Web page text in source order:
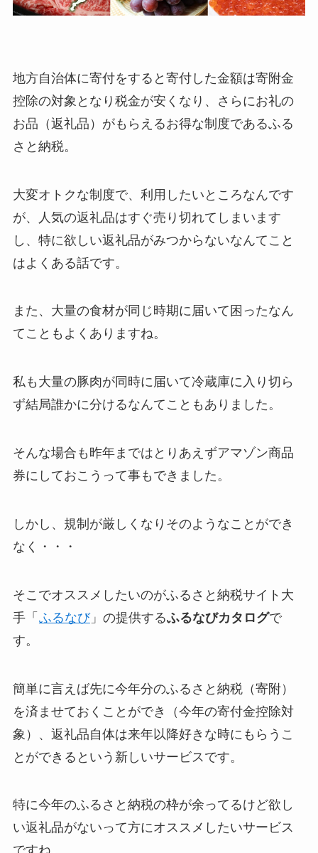
地方自治体に寄付をすると寄付した金額は寄附金
控除の対象となり税金が安くなり、さらにお礼の
お品（返礼品）がもらえるお得な制度であるふる
さと納税。
大変オトクな制度で、利用したいところなんです
が、人気の返礼品はすぐ売り切れてしまいます
し、特に欲しい返礼品がみつからないなんてこと
はよくある話です。
また、大量の食材が同じ時期に届いて困ったなん
てこともよくありますね。
私も大量の豚肉が同時に届いて冷蔵庫に入り切ら
ず結局誰かに分けるなんてこともありました。
そんな場合も昨年まではとりあえずアマゾン商品
券にしておこうって事もできました。
しかし、規制が厳しくなりそのようなことができ
なく・・・
そこでオススメしたいのがふるさと納税サイト大
手「 ふるなび」の提供するふるなびカタログで
す。
簡単に言えば先に今年分のふるさと納税（寄附）
を済ませておくことができ（今年の寄付金控除対
象）、返礼品自体は来年以降好きな時にもらうこ
とができるという新しいサービス です。
特に今年のふるさと納税の枠が余ってるけど欲し
い返礼品がないって方にオススメしたいサービス